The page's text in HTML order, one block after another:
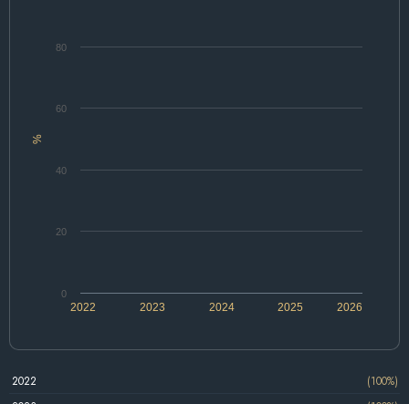
%
2022 2024 2026
2023 2025
0
20
40
60
80
2022
(100%)